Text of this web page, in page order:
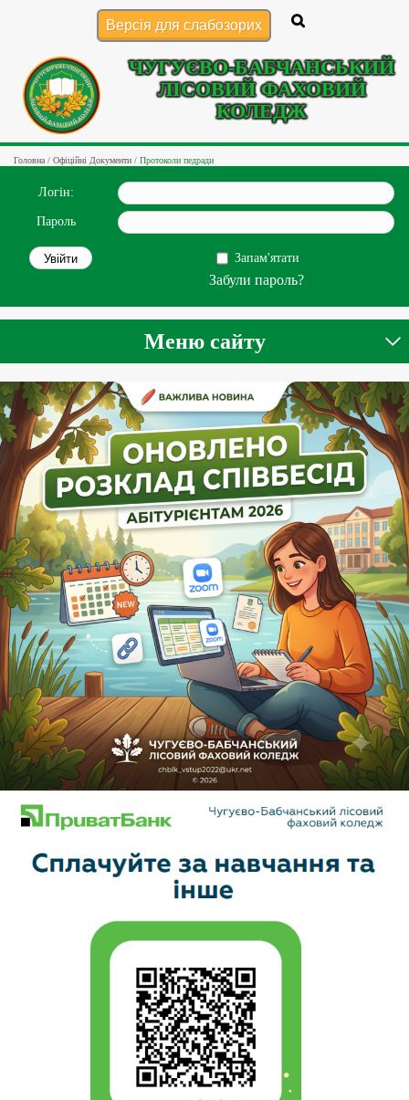
ЧУГУЄВО-БАБЧАНСЬКИЙ
ЛІСОВИЙ ФАХОВИЙ
КОЛЕДЖ
Версія для слабозорих
Головна / Офіційні Документи / Протоколи педради
Логін:
Пароль
Запам'ятати
Забули пароль?
Меню сайту